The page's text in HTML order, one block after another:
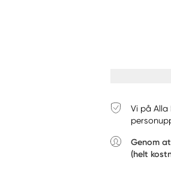
Vi på
Genom
(helt